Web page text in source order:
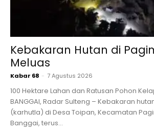
Kebakaran Hutan di
Meluas
Kabar 68 - 7 Agustus 2026
100 Hektare Lahan dan Ratusan Pohon
BANGGAI, Radar Sulteng – Kebakaran
(karhutla) di Desa Toipan, Kecamatan
Banggai, terus...